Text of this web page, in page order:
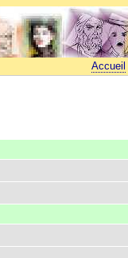
Accueil